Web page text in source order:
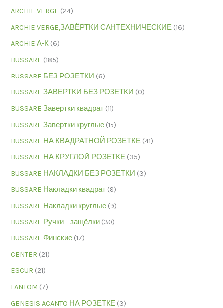
ARCHIE VERGE (24)
ARCHIE VERGE,ЗАВЁРТКИ САНТЕХНИЧЕСКИЕ (16)
ARCHIE А-К (6)
BUSSARE (185)
BUSSARE БЕЗ РОЗЕТКИ (6)
BUSSARE ЗАВЕРТКИ БЕЗ РОЗЕТКИ (0)
BUSSARE Завертки квадрат (11)
BUSSARE Завертки круглые (15)
BUSSARE НА КВАДРАТНОЙ РОЗЕТКЕ (41)
BUSSARE НА КРУГЛОЙ РОЗЕТКЕ (35)
BUSSARE НАКЛАДКИ БЕЗ РОЗЕТКИ (3)
BUSSARE Накладки квадрат (8)
BUSSARE Накладки круглые (9)
BUSSARE Ручки – защёлки (30)
BUSSARE Финские (17)
CENTER (21)
ESCUR (21)
FANTOM (7)
GENESIS ACANTO НА РОЗЕТКЕ (3)